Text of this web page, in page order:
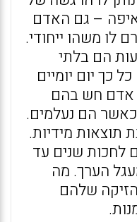
– גם האדם
לו משהו ייחודי.
הם בלתי
כך יום יומיים
אדם חש בהם
כאשר הם נעלמים.
תוצאות מידיות.
לחכות שנים עד
הערך. מה
שלהם